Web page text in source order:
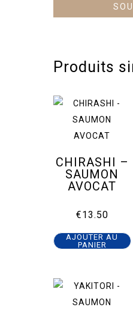
Produits
CHIRASHI –
SAUMON
AVOCAT
€13.50
AJOUTER AU
PANIER